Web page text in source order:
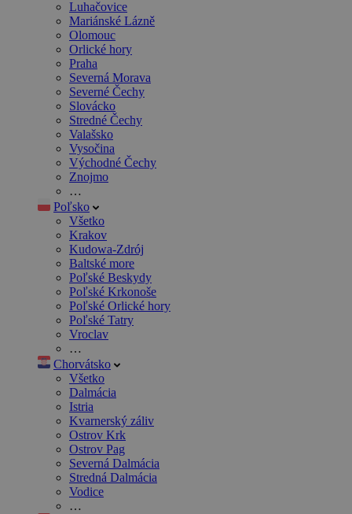
Luhačovice
Mariánské Lázně
Olomouc
Orlické hory
Praha
Severná Morava
Severné Čechy
Slovácko
Stredné Čechy
Valašsko
Vysočina
Východné Čechy
Znojmo
…
Poľsko
Všetko
Krakov
Kudowa-Zdrój
Baltské more
Poľské Beskydy
Poľské Krkonoše
Poľské Orlické hory
Poľské Tatry
Vroclav
…
Chorvátsko
Všetko
Dalmácia
Istria
Kvarnerský záliv
Ostrov Krk
Ostrov Pag
Severná Dalmácia
Stredná Dalmácia
Vodice
…